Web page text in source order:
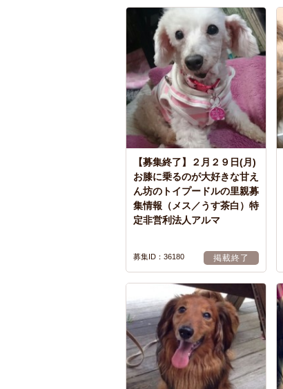
【募集終了】２月２９日(月)
お膝に乗るのが大好きな甘え
ん坊のトイプードルの里親募
集情報（メス／うす茶白）特
定非営利法人アルマ
募集ID：36180 掲載終了